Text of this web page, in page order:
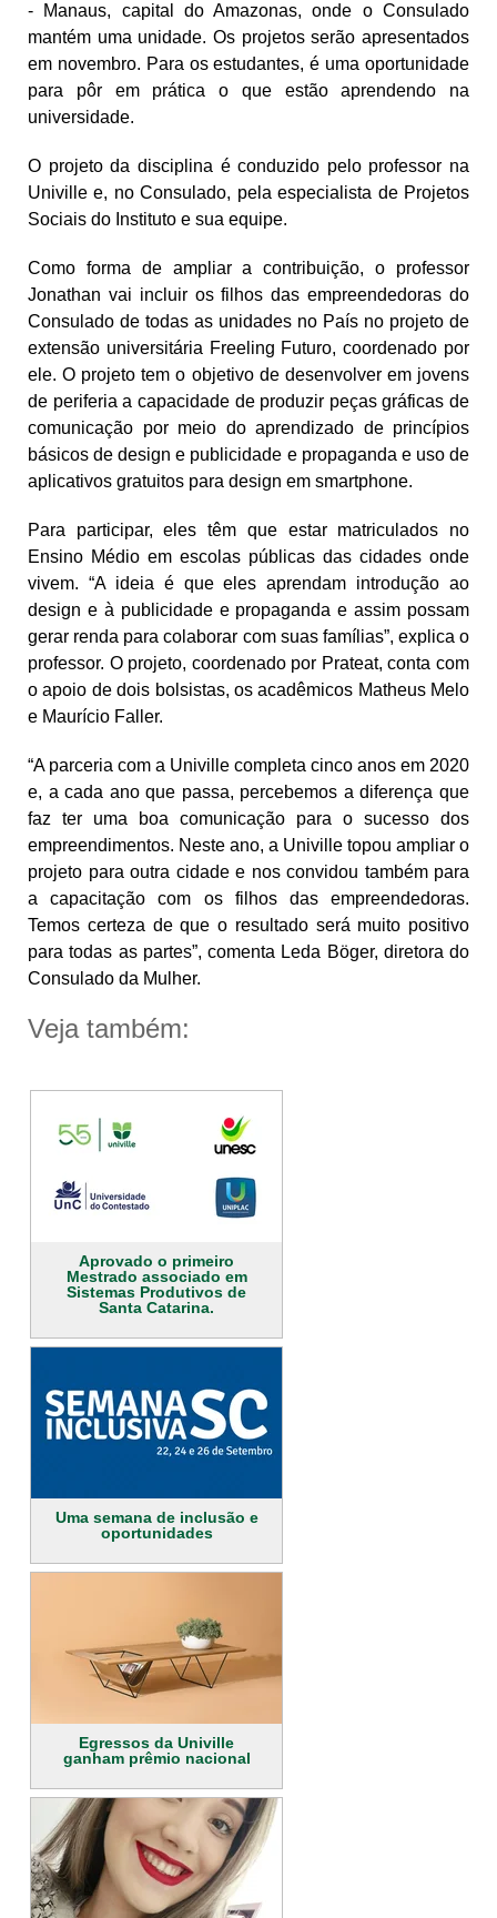
- Manaus, capital do Amazonas, onde o Consulado
mantém uma unidade. Os projetos serão apresentados
em novembro. Para os estudantes, é uma oportunidade
para pôr em prática o que estão aprendendo na
universidade.
O projeto da disciplina é conduzido pelo professor na
Univille e, no Consulado, pela especialista de Projetos
Sociais do Instituto e sua equipe.
Como forma de ampliar a contribuição, o professor
Jonathan vai incluir os filhos das empreendedoras do
Consulado de todas as unidades no País no projeto de
extensão universitária Freeling Futuro, coordenado por
ele. O projeto tem o objetivo de desenvolver em jovens
de periferia a capacidade de produzir peças gráficas de
comunicação por meio do aprendizado de princípios
básicos de design e publicidade e propaganda e uso de
aplicativos gratuitos para design em smartphone.
Para participar, eles têm que estar matriculados no
Ensino Médio em escolas públicas das cidades onde
vivem. “A ideia é que eles aprendam introdução ao
design e à publicidade e propaganda e assim possam
gerar renda para colaborar com suas famílias”, explica o
professor. O projeto, coordenado por Prateat, conta com
o apoio de dois bolsistas, os acadêmicos Matheus Melo
e Maurício Faller.
“A parceria com a Univille completa cinco anos em 2020
e, a cada ano que passa, percebemos a diferença que
faz ter uma boa comunicação para o sucesso dos
empreendimentos. Neste ano, a Univille topou ampliar o
projeto para outra cidade e nos convidou também para
a capacitação com os filhos das empreendedoras.
Temos certeza de que o resultado será muito positivo
para todas as partes”, comenta Leda Böger, diretora do
Consulado da Mulher.
Veja também:
Aprovado o primeiro
Mestrado associado em
Sistemas Produtivos de
Santa Catarina.
Uma semana de inclusão e
oportunidades
Egressos da Univille
ganham prêmio nacional